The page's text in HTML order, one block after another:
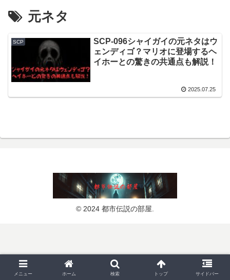
元ネタ
SCP
SCP-096シャイガイの元ネタはウ
ェンディゴ？マリオに登場するヘ
イホーとの驚きの共通点も解説！
2025.07.25
© 2024 都市伝説の部屋.
メニュー ホーム 検索 トップ サイドバー